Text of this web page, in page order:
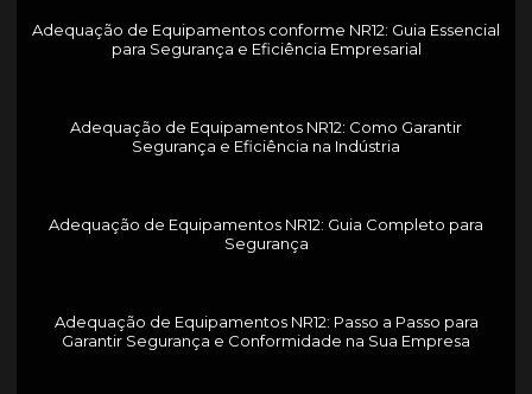
Adequação de Equipamentos conforme NR12: Guia Essencial
para Segurança e Eficiência Empresarial
Adequação de Equipamentos NR12: Como Garantir
Segurança e Eficiência na Indústria
Adequação de Equipamentos NR12: Guia Completo para
Segurança
Adequação de Equipamentos NR12: Passo a Passo para
Garantir Segurança e Conformidade na Sua Empresa